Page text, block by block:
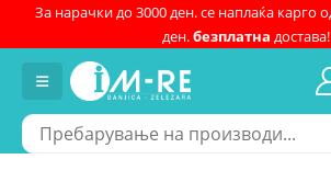
За нарачки до 3000 ден. се наплаќа карго
ден.безплатна достава!